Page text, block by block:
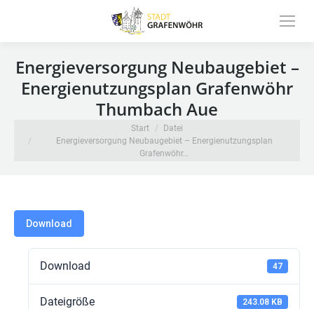
Energieversorgung Neubaugebiet –
Energienutzungsplan Grafenwöhr
Thumbach Aue
Start
Datei
Energieversorgung Neubaugebiet – Energienutzungsplan
Grafenwöhr…
Download
Download 47
Dateigröße 243.08 KB